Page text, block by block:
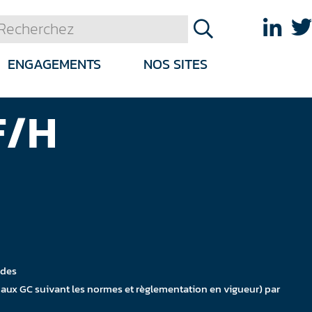
ENGAGEMENTS NOS SITES
H
GC suivant les normes et règlementation en vigueur) par